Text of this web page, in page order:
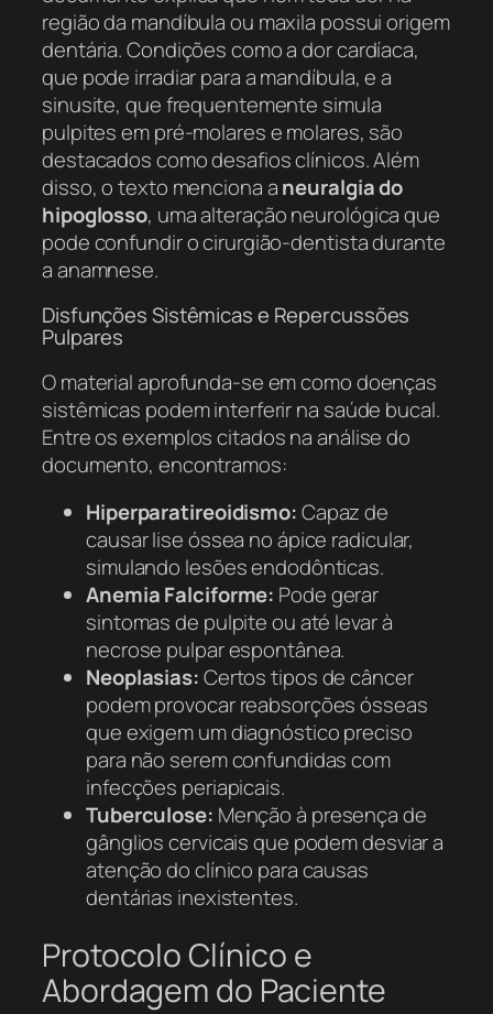
região da mandíbula ou maxila possui origem
dentária. Condições como a dor cardíaca,
que pode irradiar para a mandíbula, e a
sinusite, que frequentemente simula
pulpites em pré-molares e molares, são
destacados como desafios clínicos. Além
disso, o texto menciona aneuralgia do
hipoglosso, uma alteração neurológica que
pode confundir o cirurgião-dentista durante
a anamnese.
Disfunções Sistêmicas e Repercussões
Pulpares
O material aprofunda-se em como doenças
sistêmicas podem interferir na saúde bucal.
Entre os exemplos citados na análise do
documento, encontramos:
Hiperparatireoidismo:Capaz de
causar lise óssea no ápice radicular,
simulando lesões endodônticas.
Anemia Falciforme: Pode gerar
sintomas de pulpite ou até levar à
necrose pulpar espontânea.
Neoplasias:Certos tipos de câncer
podem provocar reabsorções ósseas
que exigem um diagnóstico preciso
para não serem confundidas com
infecções periapicais.
Tuberculose: Menção à presença de
gânglios cervicais que podem desviar a
atenção do clínico para causas
dentárias inexistentes.
Protocolo Clínico e
Abordagem do Paciente